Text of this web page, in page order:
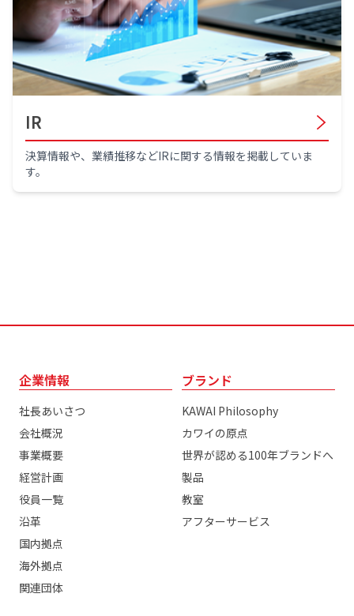
IR
決算情報や、業績推移などIRに関する情報を掲載していま
す。
企業情報
社長あいさつ
会社概況
事業概要
経営計画
役員一覧
沿革
国内拠点
海外拠点
関連団体
ブランド
KAWAI Philosophy
カワイの原点
世界が認める100年ブランドへ
製品
教室
アフターサービス